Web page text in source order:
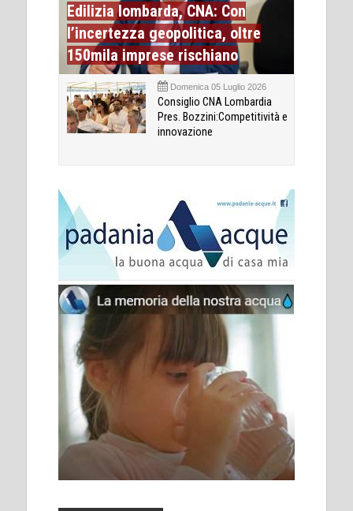
Edilizia lombarda, CNA: Con
l’incertezza geopolitica, oltre
150mila imprese rischiano
Domenica 05 Luglio 2026
Consiglio CNA Lombardia
Pres. Bozzini:Competitività e
innovazione